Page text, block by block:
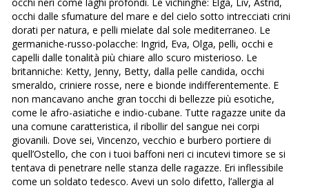
occhi dalle sfumature del mare e del cielo sotto intrecciati crini
dorati per natura, e pelli mielate dal sole mediterraneo. Le
germaniche-russo-polacche: Ingrid, Eva, Olga, pelli, occhi e
capelli dalle tonalità più chiare allo scuro misterioso. Le
britanniche: Ketty, Jenny, Betty, dalla pelle candida, occhi
smeraldo, criniere rosse, nere e bionde indifferentemente. E
non mancavano anche gran tocchi di bellezze più esotiche,
come le afro-asiatiche e indio-cubane. Tutte ragazze unite da
una comune caratteristica, il ribollir del sangue nei corpi
giovanili. Dove sei, Vincenzo, vecchio e burbero portiere di
quell’Ostello, che con i tuoi baffoni neri ci incutevi timore se si
tentava di penetrare nelle stanza delle ragazze. Eri inflessibile
come un soldato tedesco. Avevi un solo difetto, l’allergia al